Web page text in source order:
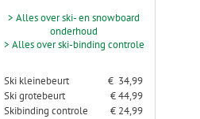
> Alles over ski- en snowboard
onderhoud
> Alles over ski-binding controle
Ski kleinebeurt
€ 34,99
Ski grotebeurt
€ 44,99
Skibinding controle
€ 24,99